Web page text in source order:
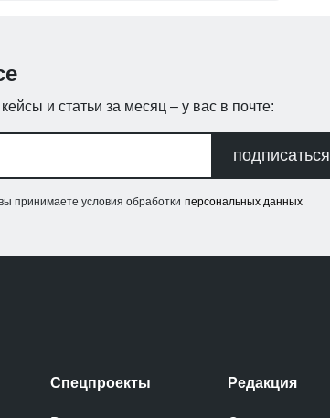
и статьи за месяц – у вас в почте:
подписаться
принимаете условия обработки персональных данных
Спецпроекты Редакция